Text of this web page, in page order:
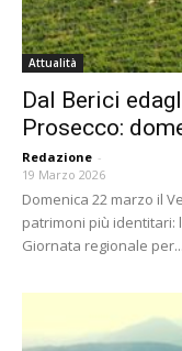
Attualità
DaI Berici
Prosecco:
Redazione -
19 Marzo 2026
Domenica 22 marzo il
patrimoni più identitari:
Giornata regionale per...